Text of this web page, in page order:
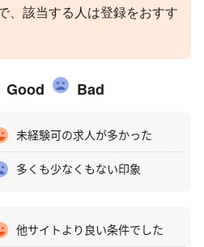
、該当する人は登録をおすす
Good Bad
未経験可の求人が多かった
多くも少なくもない印象
他サイトより良い条件でした